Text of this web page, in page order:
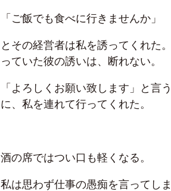
「ご飯でも食べに行きませんか」
とその経営者は私を誘ってくれた
っていた彼の誘いは、断れない。
「よろしくお願い致します」と言
に、私を連れて行ってくれた。
酒の席ではつい口も軽くなる。
私は思わず仕事の愚痴を言ってし